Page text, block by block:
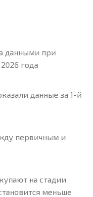
данными при
года
данные за 1-й
первичным и
на стадии
меньше